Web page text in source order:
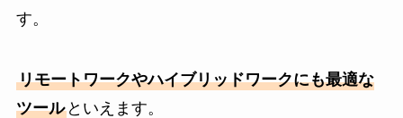
す。
リモートワークやハイブリッドワークにも最適な
ツールといえます。